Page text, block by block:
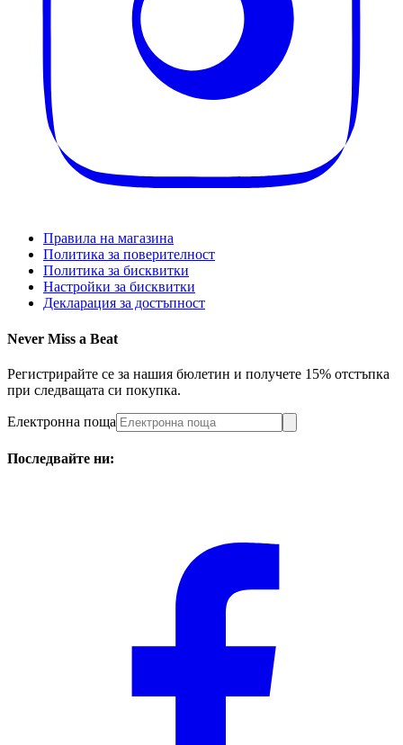
Правила на магазина
Политика за поверителност
Политика за бисквитки
Настройки за бисквитки
Декларация за достъпност
Never Miss a Beat
Регистрирайте се за нашия бюлетин и получете 15% отстъпка
при следващата си покупка.
Електронна поща
Последвайте ни: